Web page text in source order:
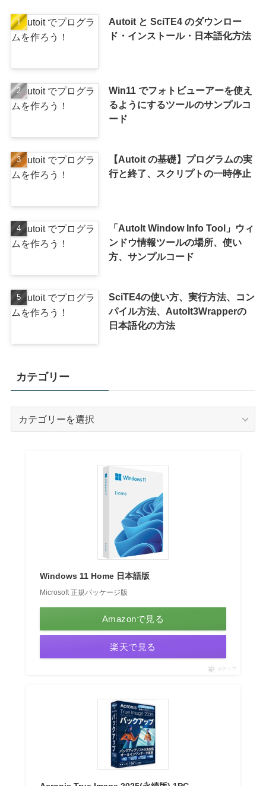
Autoit と SciTE4 のダウンロー
ド・インストール・日本語化方法
Win11 でフォトビューアーを使え
るようにするツールのサンプルコ
ード
【Autoit の基礎】プログラムの実
行と終了、スクリプトの一時停止
「AutoIt Window Info Tool」ウィ
ンドウ情報ツールの場所、使い
方、サンプルコード
SciTE4の使い方、実行方法、コン
パイル方法、AutoIt3Wrapperの
日本語化の方法
カテゴリー
Windows 11 Home 日本語版
Microsoft 正規パッケージ版
Amazonで見る
楽天で見る
ポチップ